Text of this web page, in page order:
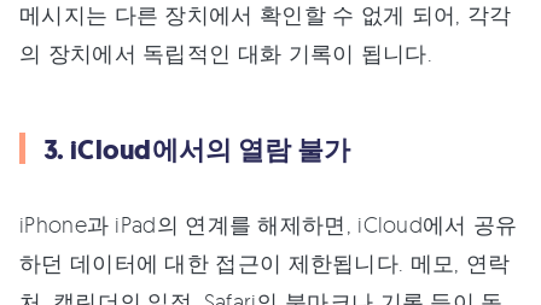
메시지는 다른 장치에서 확인할 수 없게 되어, 각각
의 장치에서 독립적인 대화 기록이 됩니다.
3. iCloud에서의 열람 불가
iPhone과 iPad의 연계를 해제하면, iCloud에서 공유
하던 데이터에 대한 접근이 제한됩니다. 메모, 연락